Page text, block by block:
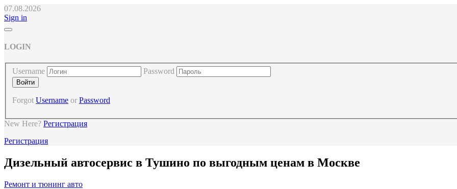
07.08.2026
Sign in
LOGIN
Username Password
Forgot Username or Password
New Here? Регистрация
Регистрация
Дизельный автосервис в Тушино по выгодным ценам в Москве
Ремонт и тюнинг авто